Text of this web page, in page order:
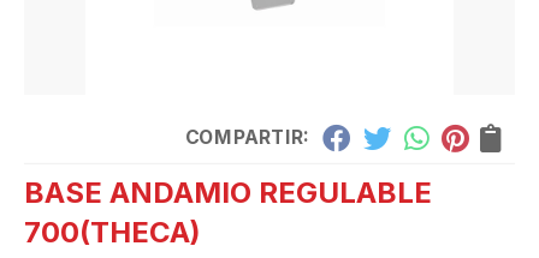
COMPARTIR:
BASE ANDAMIO REGULABLE
700(THECA)